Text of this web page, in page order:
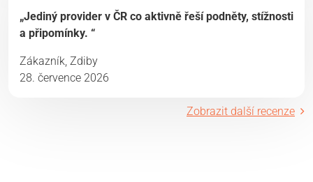
„Jediný provider v ČR co aktivně řeší podněty, stížnosti
a připomínky. “
Zákazník, Zdiby
28. července 2026
Zobrazit další recenze